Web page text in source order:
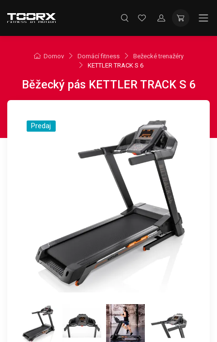
Domov Domácí fitness
Bežecké trenažéry
KETTLER TRACK S 6
Běžecký pás KETTLER TRACK S 6
Predaj